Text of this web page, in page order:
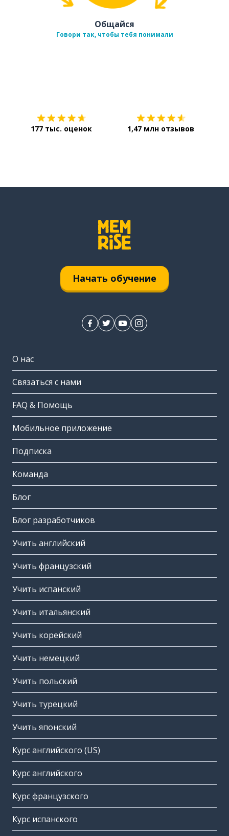
Общайся
Говори так, чтобы тебя понимали
177 тыс. оценок 1,47 млн отзывов
Начать обучение
О нас
Связаться с нами
FAQ & Помощь
Мобильное приложение
Подписка
Команда
Блог
Блог разработчиков
Учить английский
Учить французский
Учить испанский
Учить итальянский
Учить корейский
Учить немецкий
Учить польский
Учить турецкий
Учить японский
Курс английского (US)
Курс английского
Курс французского
Курс испанского